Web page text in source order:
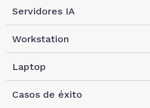
Servidores IA
Workstation
Laptop
Casos de éxito